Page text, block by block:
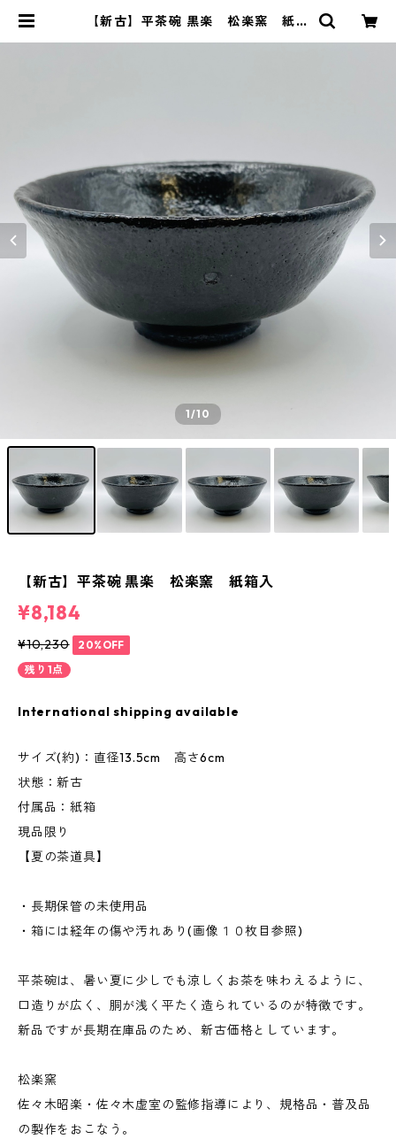
【新古】平茶碗 黒楽 松楽窯 紙箱
1/10
【新古】平茶碗 黒楽 松楽窯 紙箱入
¥8,184
¥10,230
20%OFF
残り1点
International shipping available
サイズ(約)：直径13.5cm 高さ6cm
状態：新古
付属品：紙箱
現品限り
【夏の茶道具】
・長期保管の未使用品
・箱には経年の傷や汚れあり(画像１０枚目参照)
平茶碗は、暑い夏に少しでも涼しくお茶を味わえるように、
口造りが広く、胴が浅く平たく造られているのが特徴です。
新品ですが長期在庫品のため、新古価格としています。
松楽窯
佐々木昭楽・佐々木虚室の監修指導により、規格品・普及品
の製作をおこなう。